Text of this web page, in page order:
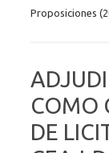
Proposiciones
COMO
DE